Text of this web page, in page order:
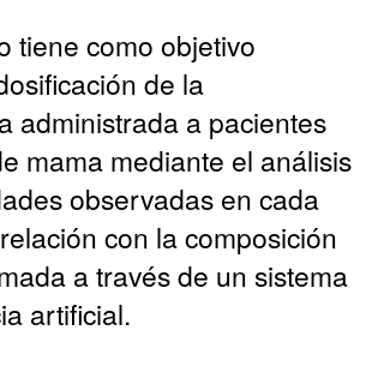
tiene como objetivo
de la
administrada a pacientes
mama mediante el análisis
observadas en cada
con la composición
a través de un sistema
artificial.